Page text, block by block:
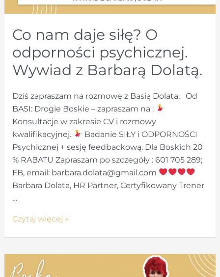
Co nam daje siłę? O
odporności psychicznej.
Wywiad z Barbarą Dolatą.
Dziś zapraszam na rozmowę z Basią Dolata. Od
BASI: Drogie Boskie – zapraszam na :
Konsultacje w zakresie CV i rozmowy
kwalifikacyjnej.
Badanie SIŁY i ODPORNOŚCI
Psychicznej + sesję feedbackową. Dla Boskich 20
% RABATU Zapraszam po szczegóły : 601 705 289;
FB, email: barbara.dolata@gmail.com
Barbara Dolata, HR Partner, Certyfikowany Trener
…
Co
siłę?
O
Czytaj więcej »